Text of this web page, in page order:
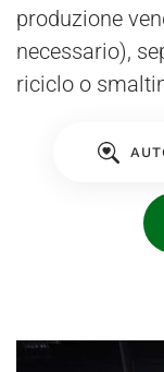
produzione
necessario),
riciclo o